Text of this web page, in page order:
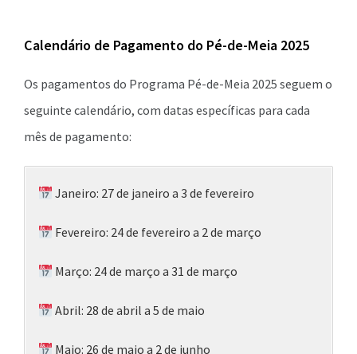
Calendário de Pagamento do Pé-de-Meia 2025
Os pagamentos do Programa Pé-de-Meia 2025 seguem o
seguinte calendário, com datas específicas para cada
mês de pagamento:
Janeiro: 27 de janeiro a 3 de fevereiro
Fevereiro: 24 de fevereiro a 2 de março
Março: 24 de março a 31 de março
Abril: 28 de abril a 5 de maio
Maio: 26 de maio a 2 de junho